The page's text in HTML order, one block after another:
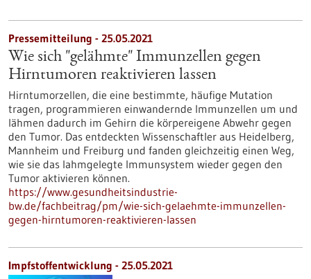
Pressemitteilung - 25.05.2021
Wie sich "gelähmte" Immunzellen gegen
Hirntumoren reaktivieren lassen
Hirntumorzellen, die eine bestimmte, häufige Mutation
tragen, programmieren einwandernde Immunzellen um und
lähmen dadurch im Gehirn die körpereigene Abwehr gegen
den Tumor. Das entdeckten Wissenschaftler aus Heidelberg,
Mannheim und Freiburg und fanden gleichzeitig einen Weg,
wie sie das lahmgelegte Immunsystem wieder gegen den
Tumor aktivieren können.
https://www.gesundheitsindustrie-
bw.de/fachbeitrag/pm/wie-sich-gelaehmte-immunzellen-
gegen-hirntumoren-reaktivieren-lassen
Impfstoffentwicklung - 25.05.2021